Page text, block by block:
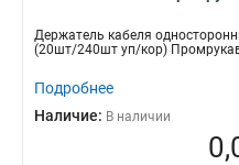
Держатель кабеля
(20шт/240шт уп/кор)
Подробнее
Наличие: В наличии